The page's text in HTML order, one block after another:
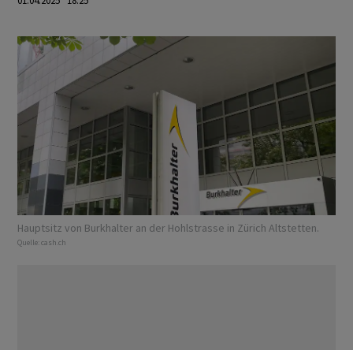
Hauptsitz von Burkhalter an der Hohlstrasse in Zürich Altstetten.
Quelle: cash.ch